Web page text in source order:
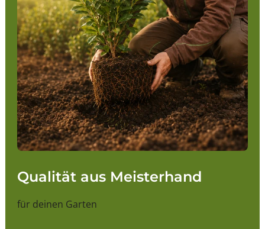
Qualität aus Meisterhand
für deinen Garten